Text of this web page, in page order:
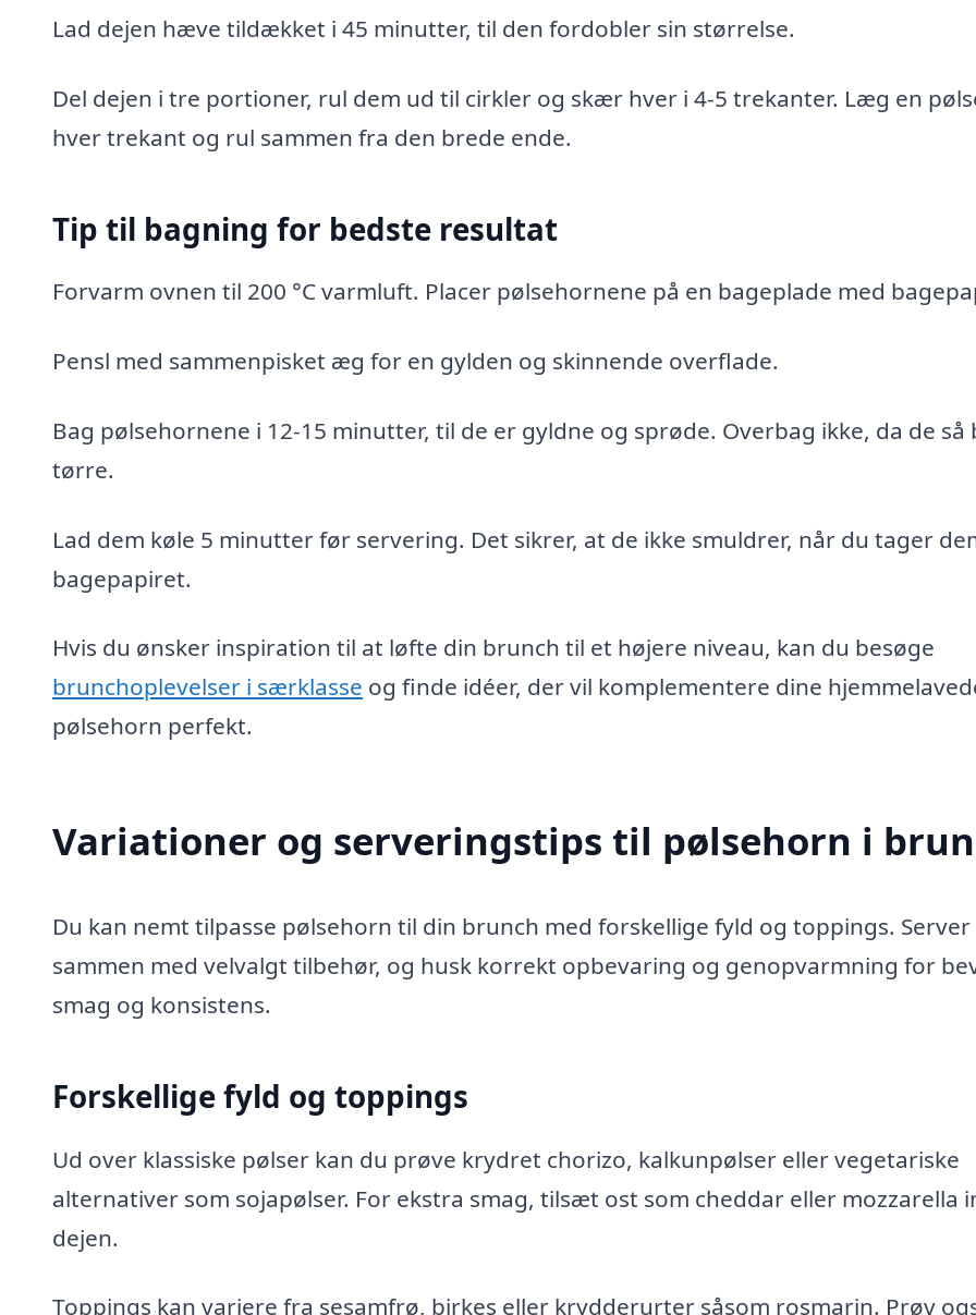
Lad dejen hæve tildækket i 45 minutter, til den fordobler sin størrelse.
Del dejen i tre portioner, rul dem ud til cirkler og skær hver i 4-5 trekanter. Læg en
hver trekant og rul sammen fra den brede ende.
Tip til bagning for bedste resultat
Forvarm ovnen til 200 °C varmluft. Placer pølsehornene på en bageplade med
Pensl med sammenpisket æg for en gylden og skinnende overflade.
Bag pølsehornene i 12-15 minutter, til de er gyldne og sprøde. Overbag ikke, da de så
tørre.
Lad dem køle 5 minutter før servering. Det sikrer, at de ikke smuldrer, når du tager
bagepapiret.
Hvis du ønsker inspiration til at løfte din brunch til et højere niveau, kan du besøge
brunchoplevelser i særklasse og finde idéer, der vil komplementere dine
pølsehorn perfekt.
Variationer og serveringstips til pølsehorn i
Du kan nemt tilpasse pølsehorn til din brunch med forskellige fyld og toppings. Server
sammen med velvalgt tilbehør, og husk korrekt opbevaring og genopvarmning for
smag og konsistens.
Forskellige fyld og toppings
Ud over klassiske pølser kan du prøve krydret chorizo, kalkunpølser eller vegetariske
alternativer som sojapølser. For ekstra smag, tilsæt ost som cheddar eller mozzarella
dejen.
Toppings kan variere fra sesamfrø, birkes eller krydderurter såsom rosmarin. Prøv